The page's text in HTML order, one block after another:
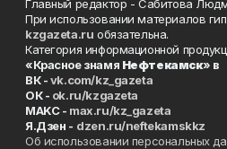
Главный редактор - Сабитова
При использовании материалов
kzgazeta.ru обязательна.
Категория информационной
«Красное знамя Нефтекамск» в
ВК -vk.com/kz_gazeta
ОК - ok.ru/kzgazeta
MAKC - max.ru/kz_gazeta
Я.Дзен - dzen.ru/neftekamskkz
Об использовании персональных